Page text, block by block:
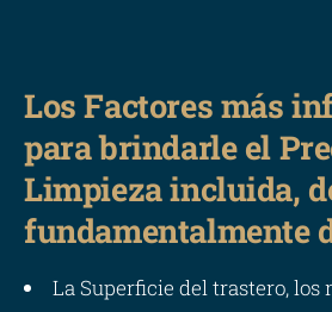
Los Factores más
para brindarle el
Limpieza incluida,
fundamentalmente
La Superficie del trastero, los